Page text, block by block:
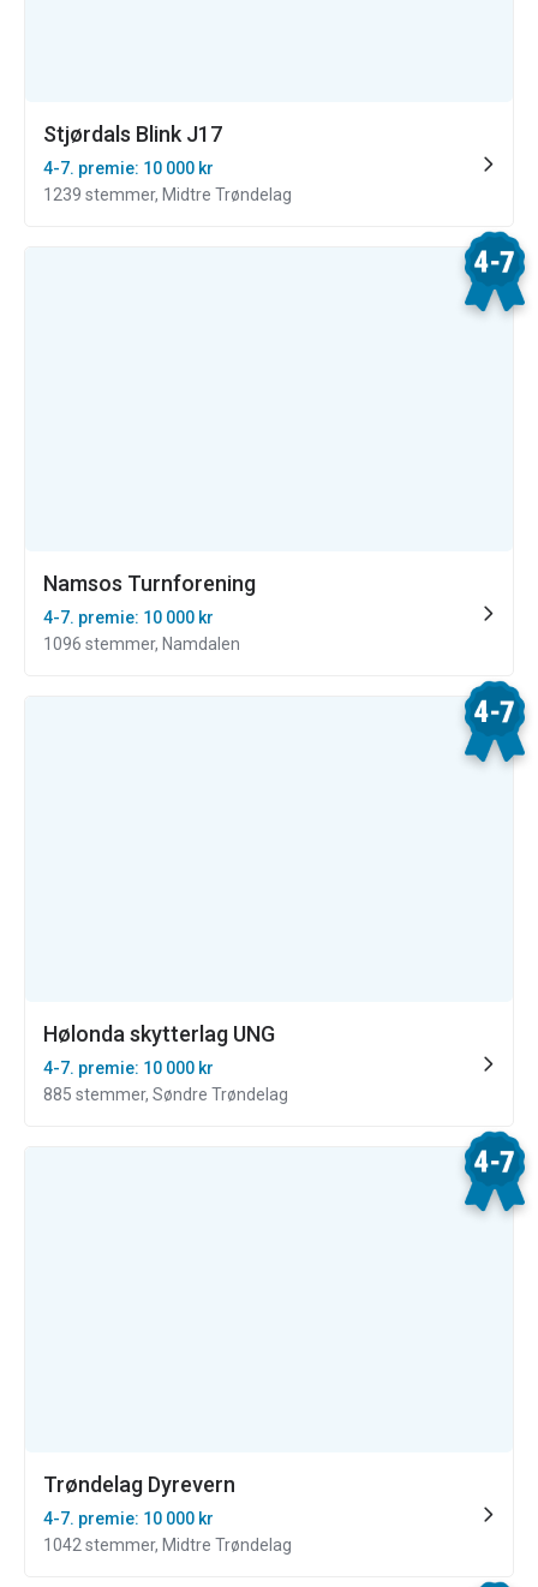
Stjørdals Blink J17
4-7. premie: 10 000 kr
1239 stemmer, Midtre Trøndelag
Namsos Turnforening
4-7. premie: 10 000 kr
1096 stemmer, Namdalen
Hølonda skytterlag UNG
4-7. premie: 10 000 kr
885 stemmer, Søndre Trøndelag
Trøndelag Dyrevern
4-7. premie: 10 000 kr
1042 stemmer, Midtre Trøndelag